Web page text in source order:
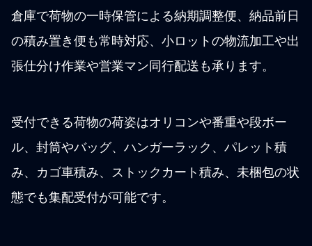
倉庫で荷物の一時保管による納期調整便、納品前日
の積み置き便も常時対応、小ロットの物流加工や出
張仕分け作業や営業マン同行配送も承ります。
受付できる荷物の荷姿はオリコンや番重や段ボー
ル、封筒やバッグ、ハンガーラック、パレット積
み、カゴ車積み、ストックカート積み、未梱包の状
態でも集配受付が可能です。